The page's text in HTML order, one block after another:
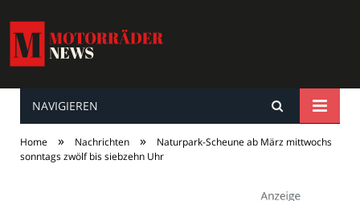
MotorräderNews
NAVIGIEREN
Home » Nachrichten »
Naturpark-Scheune ab März mittwochs
sonntags zwölf bis siebzehn Uhr